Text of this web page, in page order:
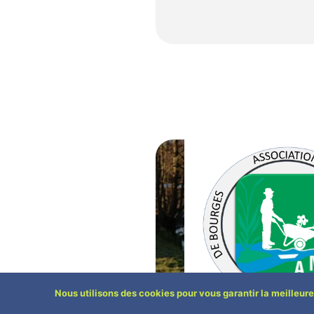
Nous utilisons des cookies pour vous garantir la